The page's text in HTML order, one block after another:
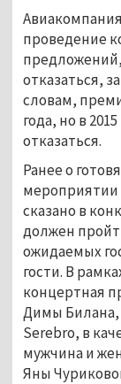
проведение
отказаться,
словам,
года, но в
отказаться.
Ранее о
мероприятии
сказано в
должен
ожидаемых
гости. В
концертная
Димы Билана,
Serebro, в
мужчина и
Яны